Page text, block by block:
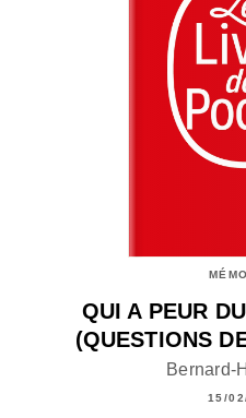
QUI A PEUR
(QUESTIONS
Bernard-
15/